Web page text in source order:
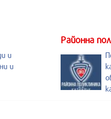
и
и
Районна